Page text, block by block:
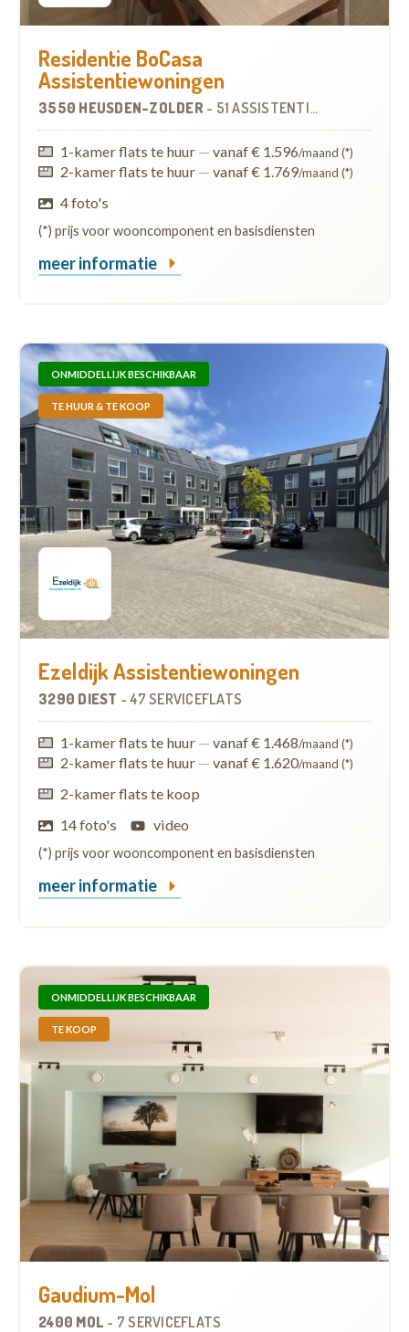
Residentie BoCasa
Assistentiewoningen
3550 HEUSDEN-ZOLDER - 51 ASSISTENTIEWONINGEN
1-kamer flats te huur — vanaf € 1.596/maand (*)
2-kamer flats te huur — vanaf € 1.769/maand (*)
4 foto's
(*) prijs voor wooncomponent en basisdiensten
meer informatie
ONMIDDELLIJK BESCHIKBAAR
TE HUUR & TE KOOP
Ezeldijk Assistentiewoningen
3290 DIEST -47 SERVICEFLATS
1-kamer flats te huur — vanaf € 1.468/maand (*)
2-kamer flats te huur — vanaf € 1.620/maand (*)
2-kamer flats te koop
14 foto's
video
(*) prijs voor wooncomponent en basisdiensten
meer informatie
ONMIDDELLIJK BESCHIKBAAR
TE KOOP
Gaudium-Mol
2400 MOL - 7 SERVICEFLATS